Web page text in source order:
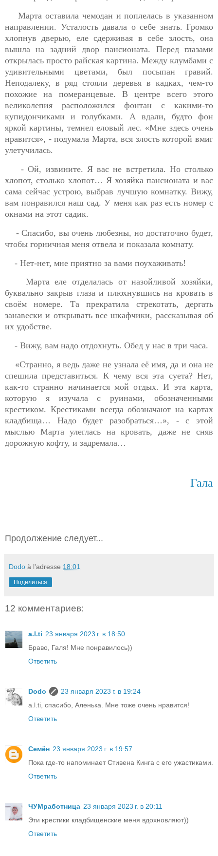
Марта оставила чемодан и поплелась в указанном
направлении. Усталость давала о себе знать. Громко
хлопнув дверью, еле сдерживая в себе злость, она
вышла на задний двор пансионата. Перед глазами
открылась просто райская картина. Между клумбами с
удивительными цветами, был посыпан гравий.
Неподалеку, в ряд стояли деревья в кадках, чем-то
похожие на померанцевые. В центре всего этого
великолепия расположился фонтан с какими-то
купидончиками и голубками. А вдали, будто фон
яркой картины, темнел еловый лес. «Мне здесь очень
нравится», - подумала Марта, вся злость которой вмиг
улетучилась.
- Ой, извините. Я вас не встретила. Но столько
хлопот, столько хлопот… Я хозяйка пансионата и вас
сама сейчас устрою, выбрав лучшую комнатку. Вижу,
вам понравился наш сад. У меня как раз есть номер с
окнами на этот садик.
- Спасибо, вы очень любезны, но достаточно будет,
чтобы горничная меня отвела и показала комнату.
- Нет-нет, мне приятно за вами поухаживать!
Марта еле отделалась от назойливой хозяйки,
буквально закрыв глаза и плюхнувшись на кровать в
своём номере. Та прекратила стрекотать, дергать
занавески и открывать все шкафчики, рассказывая об
их удобстве.
- Вижу, вам надо отдохнуть. Обед у нас в три часа.
«Странно, я ведь даже не узнала её имя, да и она не
спешила представиться. К чему вся эта суета? Нет,
как-то странно начинается мой отдых. И эта карта,
которую я изучала с руинами, обозначенными
крестиком. Крестиками всегда обозначают на картах
кладбища… Надо будет разобраться…», - с этой
мыслью Марта улеглась на кровать, даже не сняв
дорожную кофту, и задремала…
Гала
Продолжение следует...
Dodo à l'adresse 18:01
Поделиться
12 комментариев:
a.l.ti 23 января 2023 г. в 18:50
Браво, Галя! Мне понравилось))
Ответить
Dodo
23 января 2023 г. в 19:24
a.l.ti, спасибо, Аленька. Мне тоже очень нравится!
Ответить
Семён 23 января 2023 г. в 19:57
Пока где-то напоминает Стивена Кинга с его ужастиками.
Ответить
ЧУМработница 23 января 2023 г. в 20:11
Эти крестики кладбищенские меня вдохновляют))
Ответить